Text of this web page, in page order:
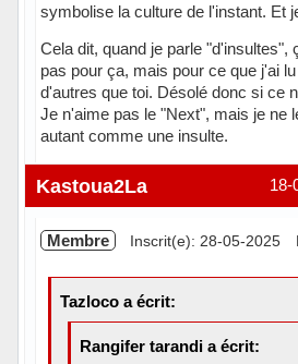
symbolise la culture de l'instant. Et
Cela dit, quand je parle "d'insultes",
pas pour ça, mais pour ce que j'ai
d'autres que toi. Désolé donc si ce
Je n'aime pas le "Next", mais je ne
autant comme une insulte.
Hors ligne 18-
Kastoua2La
Membre Inscrit(e): 28-05-2025
Tazloco a écrit:
Rangifer tarandi a écrit: